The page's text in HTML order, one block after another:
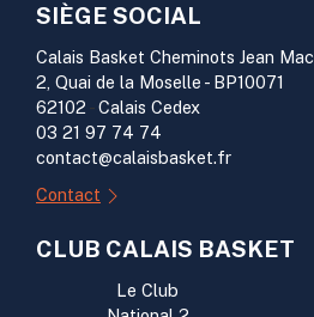
SIÈGE SOCIAL
Calais Basket Cheminots Jean
2, Quai de la Moselle - BP10071
62102 -Calais Cedex
03 21 97 74 74
contact@calaisbasket.fr
Contact
CLUB CALAIS BASKET
Le Club